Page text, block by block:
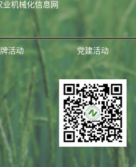
业机械化信息网
活动 党建活动